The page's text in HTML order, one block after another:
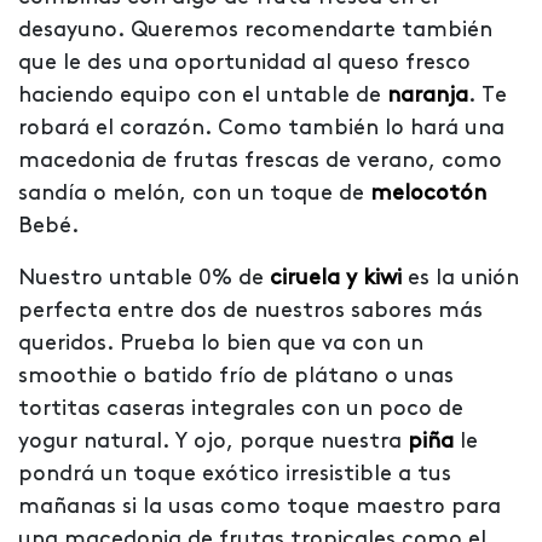
desayuno. Queremos recomendarte también
que le des una oportunidad al queso fresco
haciendo equipo con el untable de naranja. Te
robará el corazón. Como también lo hará una
macedonia de frutas frescas de verano, como
sandía o melón, con un toque de melocotón
Bebé.
Nuestro untable 0% de ciruela y kiwi es la unión
perfecta entre dos de nuestros sabores más
queridos. Prueba lo bien que va con un
smoothie o batido frío de plátano o unas
tortitas caseras integrales con un poco de
yogur natural. Y ojo, porque nuestra piña
le
pondrá un toque exótico irresistible a tus
mañanas si la usas como toque maestro para